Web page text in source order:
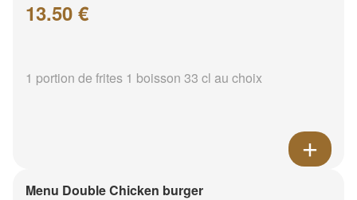
13.50 €
1 portion de frites 1 boisson 33 cl au choix
Menu Double Chicken burger